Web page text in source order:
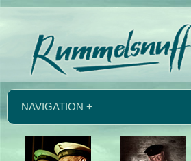
NAVIGATION +